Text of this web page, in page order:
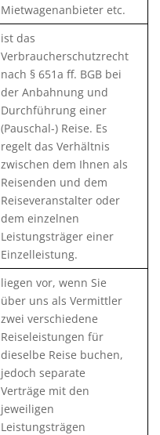
Mietwagenanbieter etc.
ist das
Verbraucherschutzrecht
nach § 651a ff. BGB bei
der Anbahnung und
Durchführung einer
(Pauschal-) Reise. Es
regelt das Verhältnis
zwischen dem Ihnen als
Reisenden und dem
Reiseveranstalter oder
dem einzelnen
Leistungsträger einer
Einzelleistung.
liegen vor, wenn Sie
über uns als Vermittler
zwei verschiedene
Reiseleistungen für
dieselbe Reise buchen,
jedoch separate
Verträge mit den
jeweiligen
Leistungsträgen